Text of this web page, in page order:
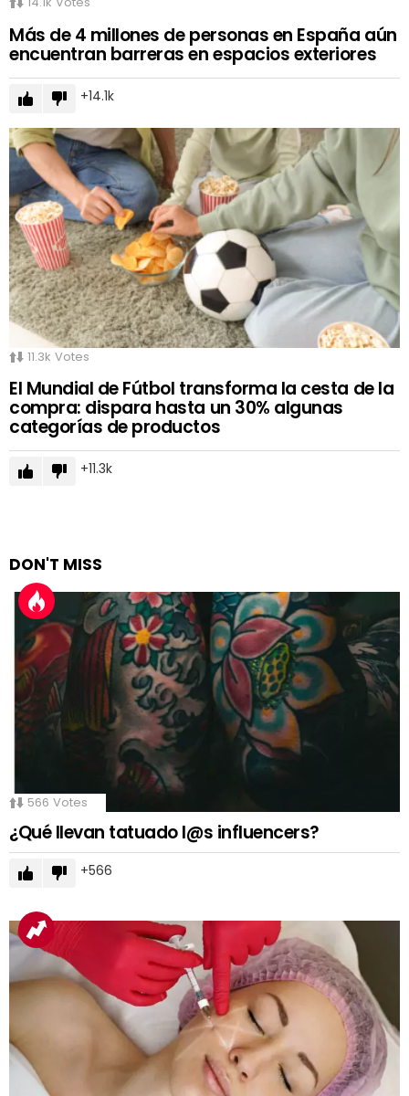
Más de 4 millones de personas en España aún
encuentran barreras en espacios exteriores
14.1k
11.3k Votes
El Mundial de Fútbol transforma la cesta de la
compra: dispara hasta un 30% algunas
categorías de productos
11.3k
DON'T MISS
566 Votes
¿Qué llevan tatuado l@s influencers?
566